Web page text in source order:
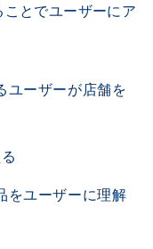
とでユーザーにア
ユーザーが店舗を
をユーザーに理解